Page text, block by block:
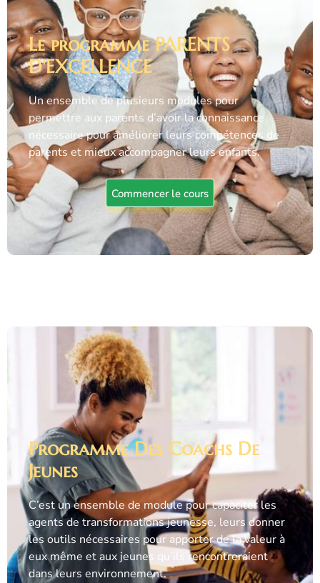
Le programme PARENTS
D'EXCELLENCE
Un ensemble de plusieurs modules pour
permettre aux parents d’avoir la connaissance
nécessaire pour améliorer leurs compétences de
parents et mieux accompagner leurs enfants.
Commencer le cours
Programme Des Coachs De
Jeunes
C’est un ensemble de module pour capaciter les
agents de transformations jeunesse, leurs donner
les outils nécessaires pour apporter de la valeur à
eux même et aux jeunes qu’ils rencontreraient
dans leurs environnement.